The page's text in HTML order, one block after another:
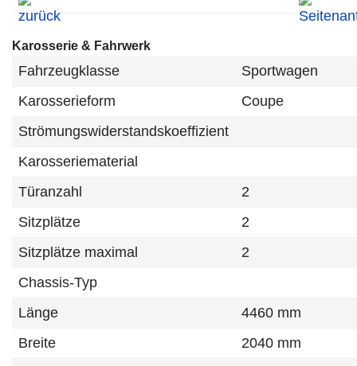
Karosserie & Fahrwerk
Fahrzeugklasse
Sportwagen
Karosserieform
Coupe
Strömungswiderstandskoeffizient
Karosseriematerial
Türanzahl
2
Sitzplätze
2
Sitzplätze maximal
2
Chassis-Typ
Länge
4460 mm
Breite
2040 mm